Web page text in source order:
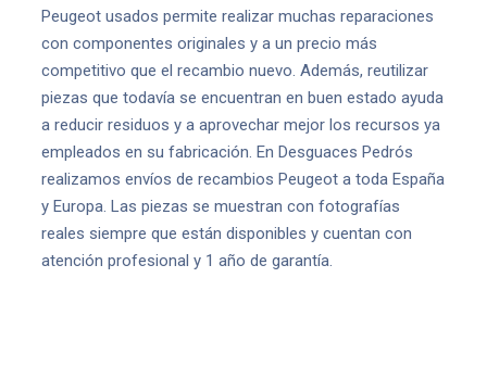
Peugeot usados permite realizar muchas reparaciones
con componentes originales y a un precio más
competitivo que el recambio nuevo. Además, reutilizar
piezas que todavía se encuentran en buen estado ayuda
a reducir residuos y a aprovechar mejor los recursos ya
empleados en su fabricación. En Desguaces Pedrós
realizamos envíos de recambios Peugeot a toda España
y Europa. Las piezas se muestran con fotografías
reales siempre que están disponibles y cuentan con
atención profesional y 1 año de garantía.